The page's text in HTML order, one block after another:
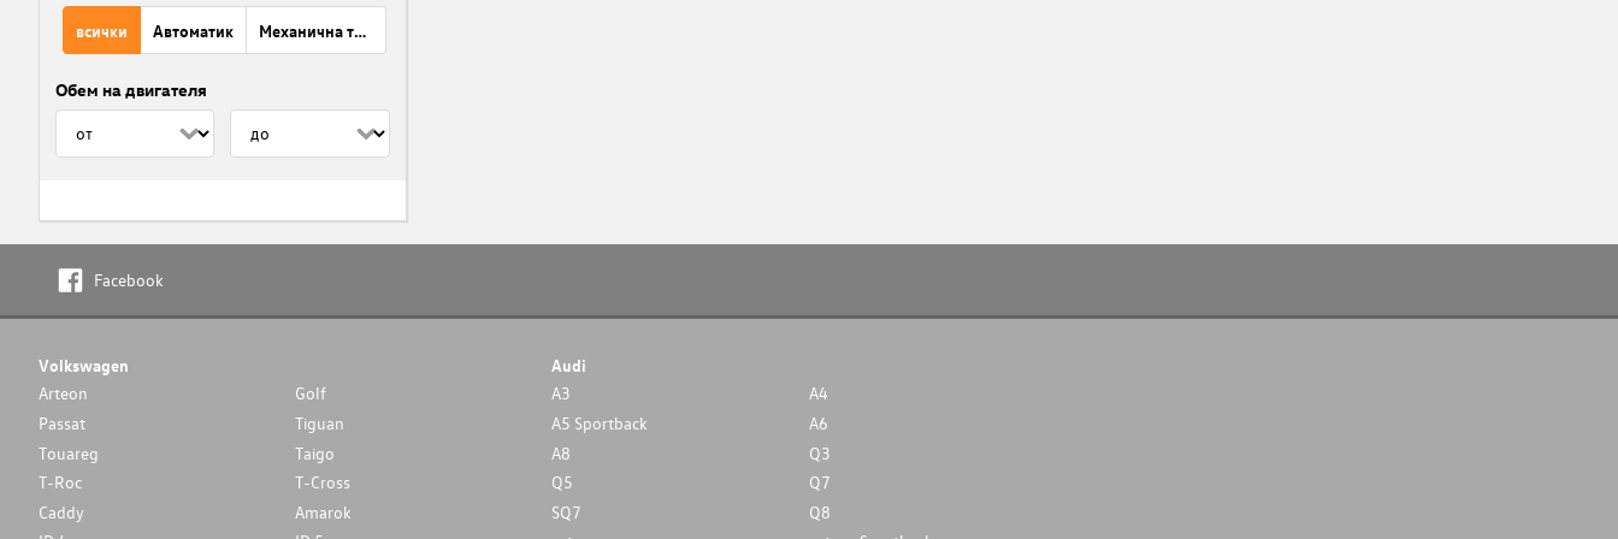
всички Автоматик Механична трансмисия
Обем на двигателя
Facebook
Volkswagen
Arteon
Golf
Passat
Tiguan
Touareg
Taigo
T-Roc
T-Cross
Caddy
Amarok
Audi
A3
A4
A5 Sportback
A6
A8
Q3
Q5
Q7
SQ7
Q8